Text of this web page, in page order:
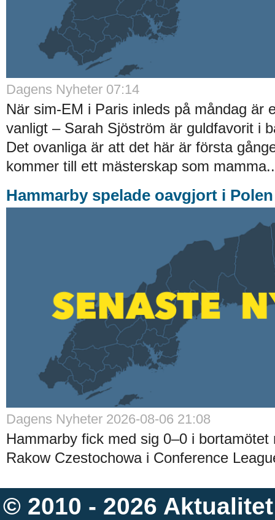
Dagens Nyheter 07:14
När sim-EM i Paris inleds på måndag är
vanligt – Sarah Sjöström är guldfavorit i
Det ovanliga är att det här är första
kommer till ett mästerskap som
Hammarby spelade oavgjort i Polen
Dagens Nyheter 2026-08-06 21:08
Hammarby fick med sig 0–0 i bortamötet
Rakow Czestochowa i Conference
© 2010 - 2026 Aktualitet